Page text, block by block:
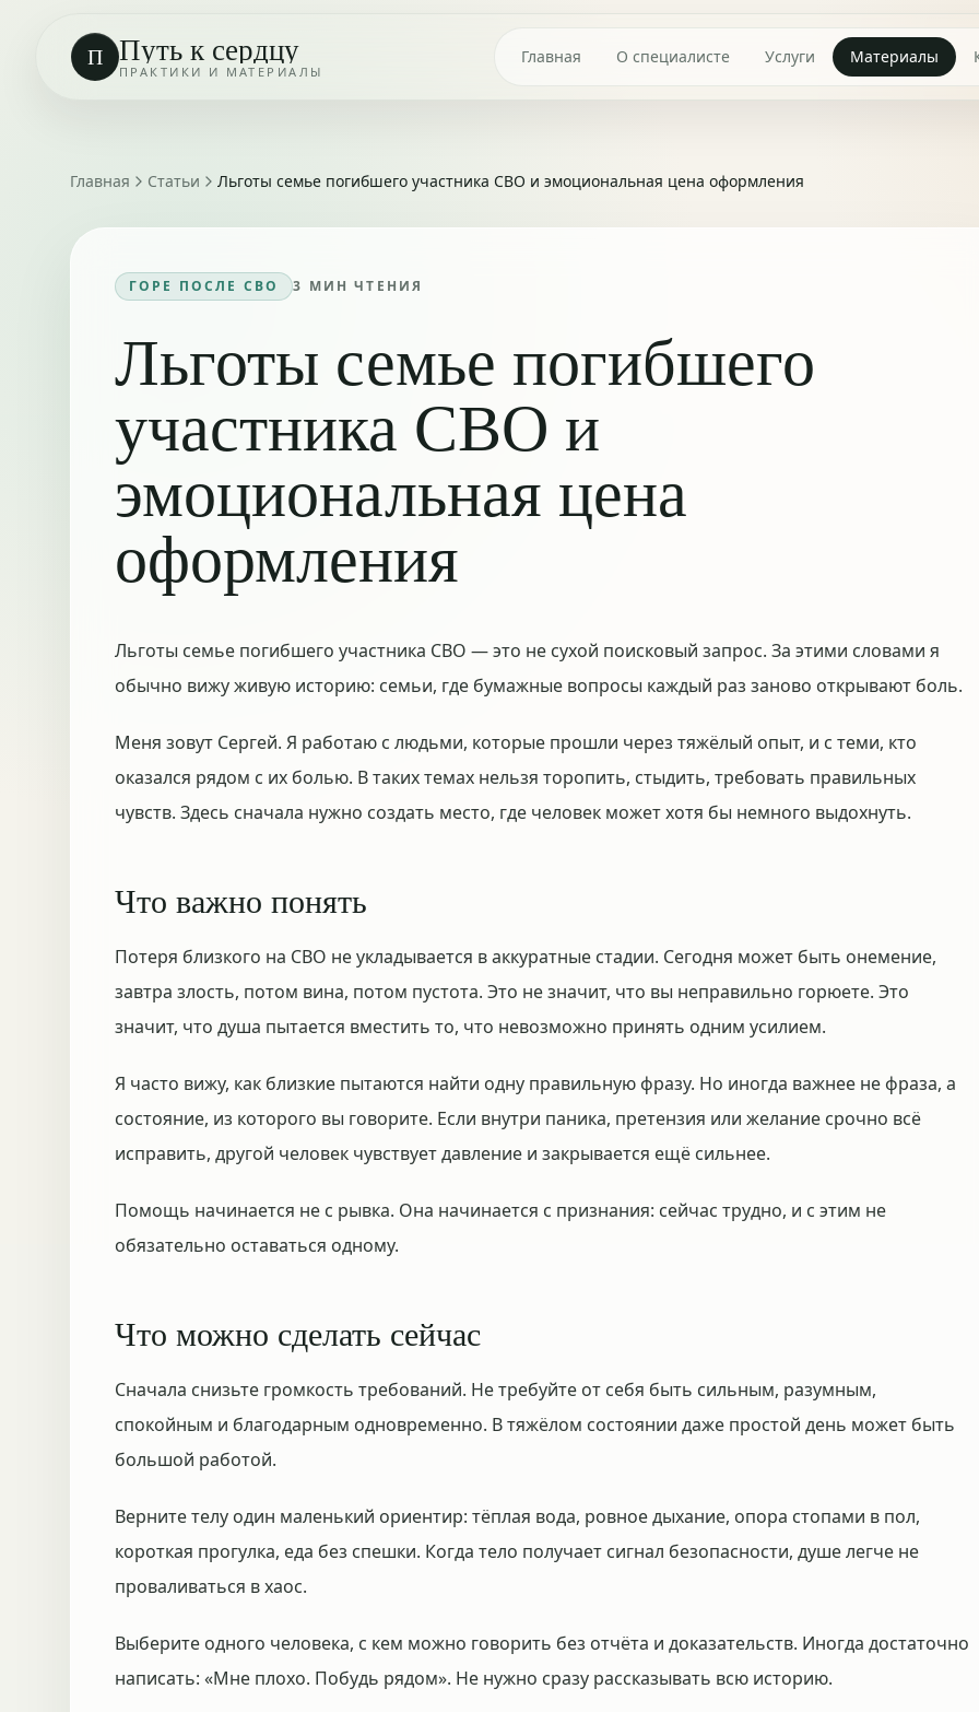
П Путь к сердцу
ПРАКТИКИ И МАТЕРИАЛЫ
Главная О специалисте Услуги Материалы
Главная Статьи Льготы семье погибшего участника СВО и эмоциональная цена оформления
ГОРЕ ПОСЛЕ СВО 3 МИН ЧТЕНИЯ
Льготы семье погибшего
участника СВО и
эмоциональная цена
оформления
Льготы семье погибшего участника СВО — это не сухой поисковый запрос. За этими словами я
обычно вижу живую историю: семьи, где бумажные вопросы каждый раз заново открывают боль.
Меня зовут Сергей. Я работаю с людьми, которые прошли через тяжёлый опыт, и с теми, кто
оказался рядом с их болью. В таких темах нельзя торопить, стыдить, требовать правильных
чувств. Здесь сначала нужно создать место, где человек может хотя бы немного выдохнуть.
Что важно понять
Потеря близкого на СВО не укладывается в аккуратные стадии. Сегодня может быть онемение,
завтра злость, потом вина, потом пустота. Это не значит, что вы неправильно горюете. Это
значит, что душа пытается вместить то, что невозможно принять одним усилием.
Я часто вижу, как близкие пытаются найти одну правильную фразу. Но иногда важнее не фраза, а
состояние, из которого вы говорите. Если внутри паника, претензия или желание срочно всё
исправить, другой человек чувствует давление и закрывается ещё сильнее.
Помощь начинается не с рывка. Она начинается с признания: сейчас трудно, и с этим не
обязательно оставаться одному.
Что можно сделать сейчас
Сначала снизьте громкость требований. Не требуйте от себя быть сильным, разумным,
спокойным и благодарным одновременно. В тяжёлом состоянии даже простой день может быть
большой работой.
Верните телу один маленький ориентир: тёплая вода, ровное дыхание, опора стопами в пол,
короткая прогулка, еда без спешки. Когда тело получает сигнал безопасности, душе легче не
проваливаться в хаос.
Выберите одного человека, с кем можно говорить без отчёта и доказательств. Иногда достаточно
написать: «Мне плохо. Побудь рядом». Не нужно сразу рассказывать всю историю.